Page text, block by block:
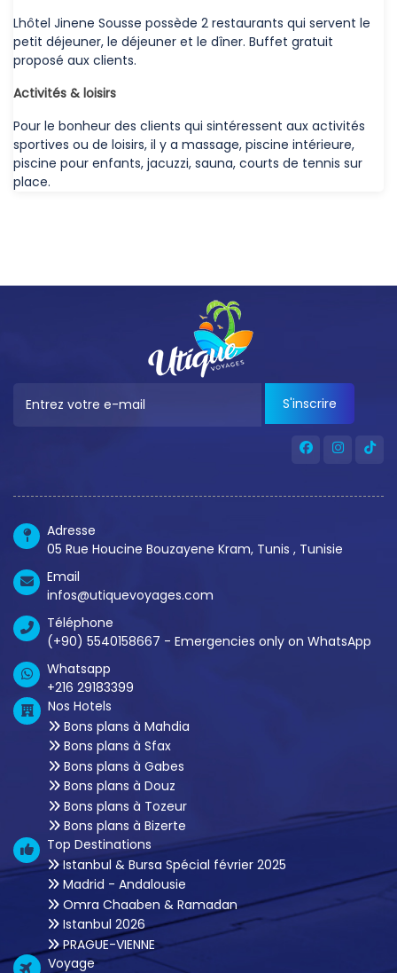
Lhôtel Jinene Sousse possède 2 restaurants qui servent le
petit déjeuner, le déjeuner et le dîner. Buffet gratuit
proposé aux clients.
Activités & loisirs
Pour le bonheur des clients qui sintéressent aux activités
sportives ou de loisirs, il y a massage, piscine intérieure,
piscine pour enfants, jacuzzi, sauna, courts de tennis sur
place.
S'inscrire
Adresse
05 Rue Houcine Bouzayene Kram, Tunis , Tunisie
Email
infos@utiquevoyages.com
Téléphone
(+90) 5540158667 - Emergencies only on WhatsApp
Whatsapp
+216 29183399
Nos Hotels
Bons plans à Mahdia
Bons plans à Sfax
Bons plans à Gabes
Bons plans à Douz
Bons plans à Tozeur
Bons plans à Bizerte
Top Destinations
Istanbul & Bursa Spécial février 2025
Madrid - Andalousie
Omra Chaaben & Ramadan
Istanbul 2026
PRAGUE-VIENNE
Voyage